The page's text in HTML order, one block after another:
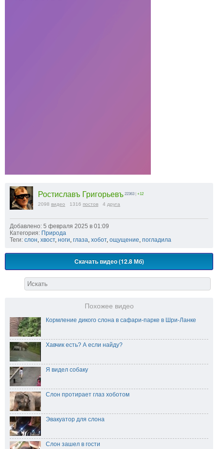
Ростиславъ Григорьевъ 22363 | +12
2098 видео 1316 постов 4 друга
Добавлено: 5 февраля 2025 в 01:09
Категория: Природа
Теги: слон хвост, ноги глаза хобот, ощущение погладила
Скачать видео (12.8 Мб)
Похожее видео
Кормление дикого слона в сафари-парке в Шри-Ланке
Хавчик есть? А если найду?
Я видел собаку
Слон протирает глаз хоботом
Эвакуатор для слона
Слон зашел в гости